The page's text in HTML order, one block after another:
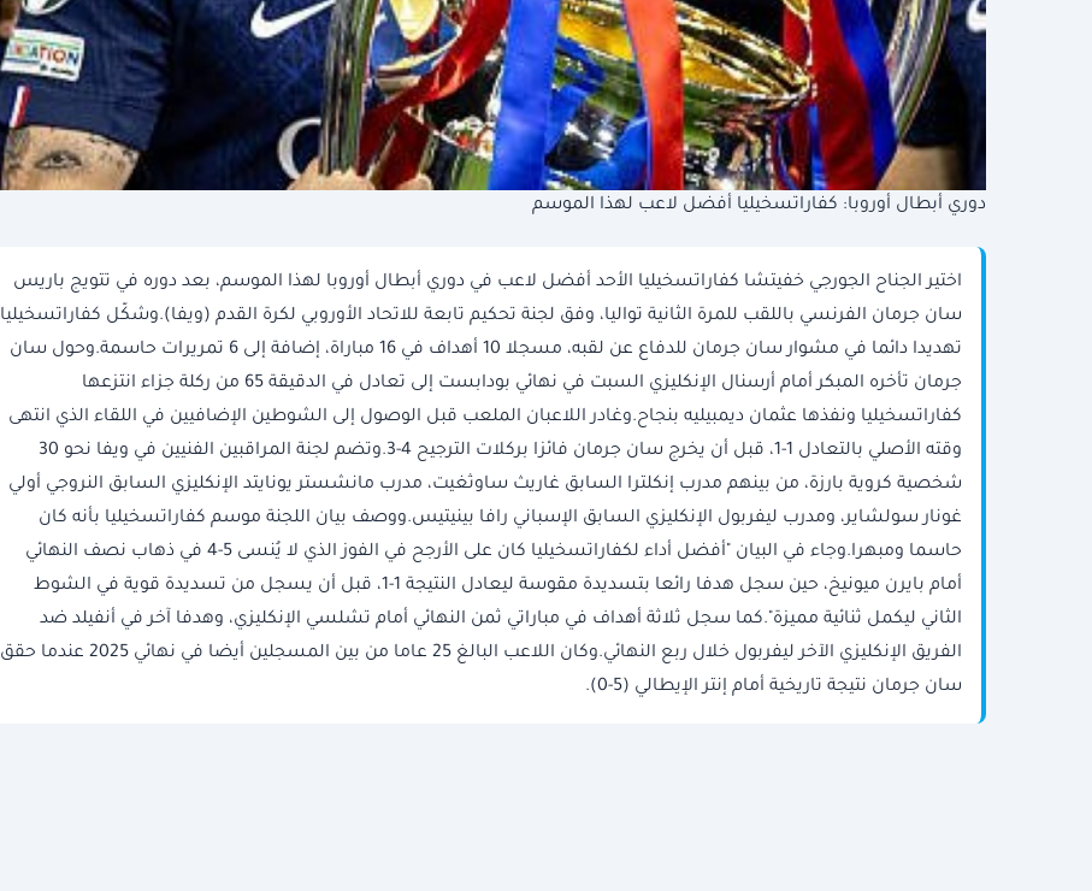
دوري أبطال أوروبا: كفاراتسخيليا أفضل لاعب لهذا الموسم
اختير الجناح الجورجي خفيتشا كفاراتسخيليا الأحد أفضل لاعب في دوري أبطال أوروبا لهذا الموسم، بعد دوره في تتويج باريس
سان جرمان الفرنسي باللقب للمرة الثانية تواليا، وفق لجنة تحكيم تابعة للاتحاد الأوروبي لكرة القدم (ويفا).وشكّل كفاراتسخيليا
تهديدا دائما في مشوار سان جرمان للدفاع عن لقبه، مسجلا 10 أهداف في 16 مباراة، إضافة إلى 6 تمريرات حاسمة.وحول سان
جرمان تأخره المبكر أمام أرسنال الإنكليزي السبت في نهائي بودابست إلى تعادل في الدقيقة 65 من ركلة جزاء انتزعها
كفاراتسخيليا ونفذها عثمان ديمبيليه بنجاح.وغادر اللاعبان الملعب قبل الوصول إلى الشوطين الإضافيين في اللقاء الذي انتهى
وقته الأصلي بالتعادل 1-1، قبل أن يخرج سان جرمان فائزا بركلات الترجيح 4-3.وتضم لجنة المراقبين الفنيين في ويفا نحو 30
شخصية كروية بارزة، من بينهم مدرب إنكلترا السابق غاريث ساوثغيت، مدرب مانشستر يونايتد الإنكليزي السابق النروجي أولي
غونار سولشاير، ومدرب ليفربول الإنكليزي السابق الإسباني رافا بينيتيس.ووصف بيان اللجنة موسم كفاراتسخيليا بأنه كان
حاسما ومبهرا.وجاء في البيان "أفضل أداء لكفاراتسخيليا كان على الأرجح في الفوز الذي لا يُنسى 5-4 في ذهاب نصف النهائي
أمام بايرن ميونيخ، حين سجل هدفا رائعا بتسديدة مقوسة ليعادل النتيجة 1-1، قبل أن يسجل من تسديدة قوية في الشوط
الثاني ليكمل ثنائية مميزة".كما سجل ثلاثة أهداف في مباراتي ثمن النهائي أمام تشلسي الإنكليزي، وهدفا آخر في أنفيلد ضد
الفريق الإنكليزي الآخر ليفربول خلال ربع النهائي.وكان اللاعب البالغ 25 عاما من بين المسجلين أيضا في نهائي 2025 عندما حقق
سان جرمان نتيجة تاريخية أمام إنتر الإيطالي (5-0).